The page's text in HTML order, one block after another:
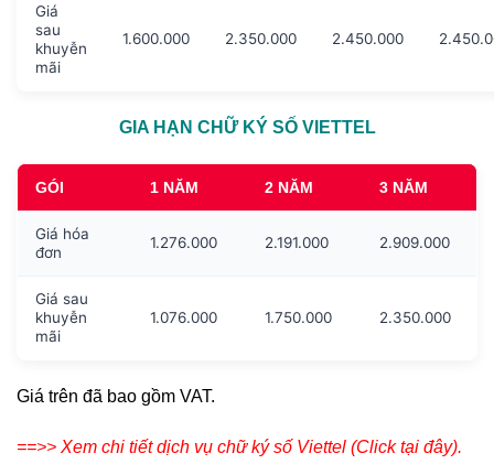
Giá
sau
khuyễn
mãi
1.600.000 2.350.000 2.450.000
GIA HẠN CHỮ KÝ SỐ VIETTEL
GÓI 1 NĂM 2 NĂM 3 NĂM
Giá hóa
đơn
1.276.000 2.191.000 2.909.000
Giá sau
khuyễn
mãi
1.076.000 1.750.000 2.350.000
Giá trên đã bao gồm VAT.
==>> Xem chi tiết dịch vụ chữ ký số Viettel (Click tại đây).